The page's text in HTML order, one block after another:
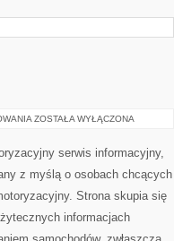
PRZYSZŁOŚĆ
ZOSTAŁA WYŁĄCZONA
serwis informacyjny,
z myślą o osobach chcących
Strona skupia się
informacjach